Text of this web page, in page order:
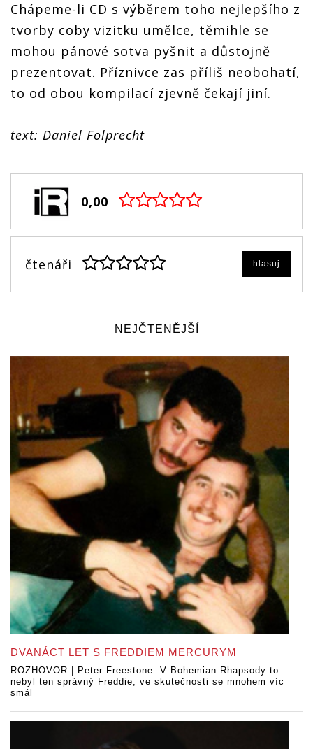
Chápeme-li CD s výběrem toho nejlepšího z
tvorby coby vizitku umělce, těmihle se
mohou pánové sotva pyšnit a důstojně
prezentovat. Příznivce zas příliš neobohatí,
to od obou kompilací zjevně čekají jiní.
text: Daniel Folprecht
0,00
čtenáři hlasuj
NEJČTENĚJŠÍ
DVANÁCT LET S FREDDIEM MERCURYM
ROZHOVOR | Peter Freestone: V Bohemian Rhapsody to
nebyl ten správný Freddie, ve skutečnosti se mnohem víc
smál